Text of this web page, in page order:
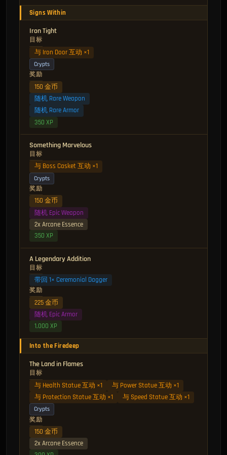
Signs Within
Iron Tight
目标
与 Iron Door 互动 ×1
Crypts
奖励
150 金币
随机 Rare Weapon
随机 Rare Armor
350 XP
Something Marvelous
目标
与 Boss Casket 互动 ×1
Crypts
奖励
150 金币
随机 Epic Weapon
2x Arcane Essence
350 XP
A Legendary Addition
目标
带回 1× Ceremonial Dagger
奖励
225 金币
随机 Epic Armor
1,000 XP
Into the Firedeep
The Land in Flames
目标
与 Health Statue 互动 ×1
与 Power Statue 互动 ×1
与 Protection Statue 互动 ×1
与 Speed Statue 互动 ×1
Crypts
奖励
150 金币
2x Arcane Essence